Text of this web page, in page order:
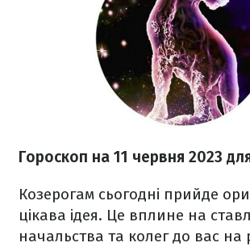
Гороскоп на 11 червня 2023
Козерогам сьогодні прийде
цікава ідея. Це вплине на
начальства та колег до вас на